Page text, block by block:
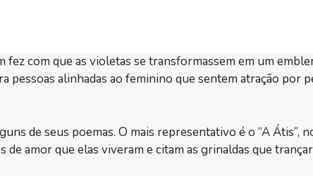
fez com que as violetas se transformassem em um
pessoas alinhadas ao feminino que sentem atração por
de seus poemas. O mais representativo é o “A Átis”,
de amor que elas viveram e citam as grinaldas que